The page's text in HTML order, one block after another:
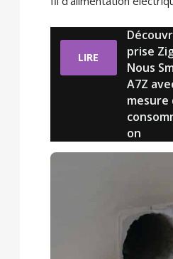
LIRE
prise
Nous
A7Z
mesure
on